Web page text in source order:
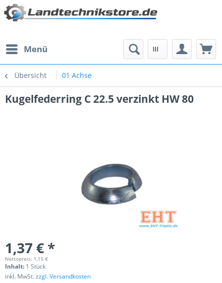
Menü
Übersicht 01 Achse
Kugelfederring C 22.5 verzinkt HW 80
1,37 € *
Nettopreis: 1,15 €
Inhalt: 1 Stück
inkl. MwSt.zzgl. Versandkosten